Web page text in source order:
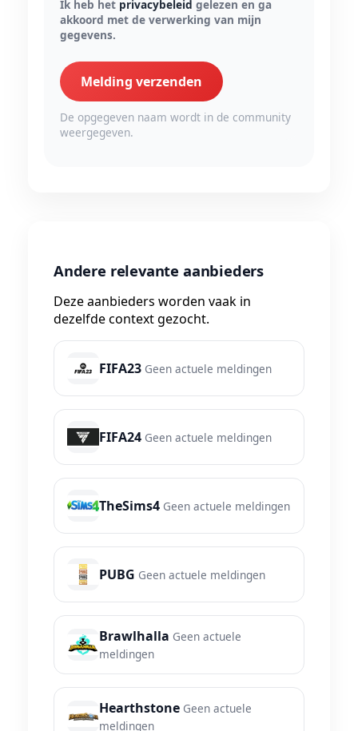
Ik heb het privacybeleid gelezen en ga
akkoord met de verwerking van mijn
gegevens.
Melding verzenden
De opgegeven naam wordt in de community
weergegeven.
Andere relevante aanbieders
Deze aanbieders worden vaak in
dezelfde context gezocht.
FIFA23 Geen actuele meldingen
FIFA24 Geen actuele meldingen
TheSims4 Geen actuele meldingen
PUBG Geen actuele meldingen
Brawlhalla Geen actuele
meldingen
Hearthstone Geen actuele
meldingen